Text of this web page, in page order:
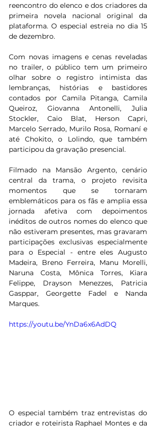
reencontro do elenco e dos criadores da
primeira novela nacional original da
plataforma. O especial estreia no dia 15
de dezembro.
Com novas imagens e cenas reveladas
no trailer, o público tem um primeiro
olhar sobre o registro intimista das
lembranças, histórias e bastidores
contados por Camila Pitanga, Camila
Queiroz, Giovanna Antonelli, Julia
Stockler, Caio Blat, Herson Capri,
Marcelo Serrado, Murilo Rosa, Romaní e
até Chokito, o Lolindo, que também
participou da gravação presencial.
Filmado na Mansão Argento, cenário
central da trama, o projeto revisita
momentos que se tornaram
emblemáticos para os fãs e amplia essa
jornada afetiva com depoimentos
inéditos de outros nomes do elenco que
não estiveram presentes, mas gravaram
participações exclusivas especialmente
para o Especial - entre eles Augusto
Madeira, Breno Ferreira, Manu Morelli,
Naruna Costa, Mônica Torres, Kiara
Felippe, Drayson Menezzes, Patricia
Gasppar, Georgette Fadel e Nanda
Marques.
https://youtu.be/YnDa6x6AdDQ
O especial também traz entrevistas do
criador e roteirista Raphael Montes e da